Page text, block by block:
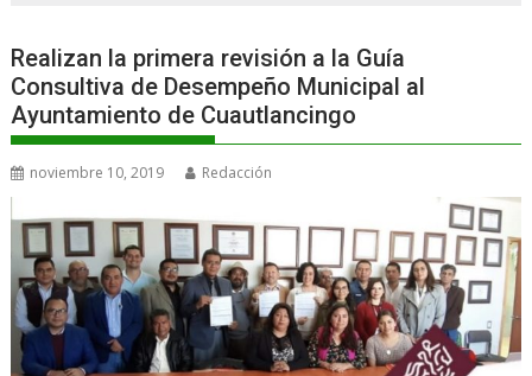
Realizan la primera revisión a la Guía
Consultiva de Desempeño Municipal al
Ayuntamiento de Cuautlancingo
noviembre 10, 2019 Redacción